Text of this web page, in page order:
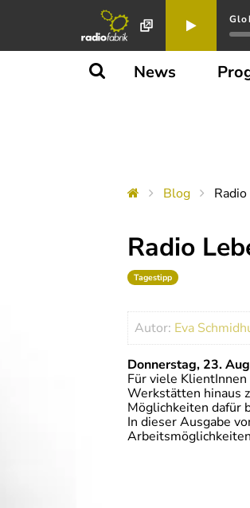
News
Blog
Radio
Tagestipp
Autor: Eva
Donnerstag, 23.
Für viele
Werkstätten hinaus
Möglichkeiten dafür
In dieser Ausgabe